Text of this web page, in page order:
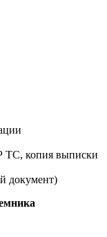
ТС, копия выписки
документ)